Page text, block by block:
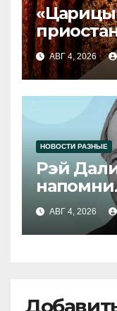
АВГ 4, 2026
НОВОСТИ РАЗНЫЕ
Рэй
АВГ 4, 2026